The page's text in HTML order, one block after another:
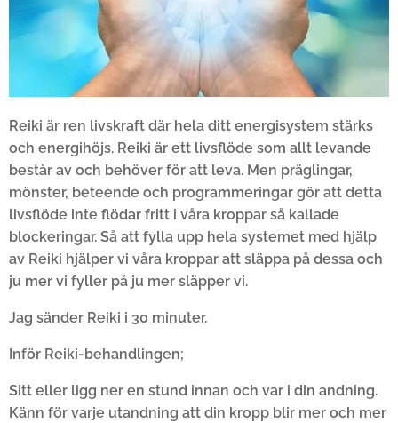
Reiki är ren livskraft där hela ditt energisystem stärks
och energihöjs. Reiki är ett livsflöde som allt levande
består av och behöver för att leva. Men präglingar,
mönster, beteende och programmeringar gör att detta
livsflöde inte flödar fritt i våra kroppar så kallade
blockeringar. Så att fylla upp hela systemet med hjälp
av Reiki hjälper vi våra kroppar att släppa på dessa och
ju mer vi fyller på ju mer släpper vi.
Jag sänder Reiki i 30 minuter.
Inför Reiki-behandlingen;
Sitt eller ligg ner en stund innan och var i din andning.
Känn för varje utandning att din kropp blir mer och mer